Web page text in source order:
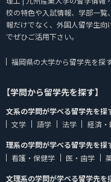
校の特色や入試情報、学部一
報だけでなく、外国人留学生
でぜひご活用下さい。
福岡県の大学から留学先を探
【学問から留学先を探す】
文系の学問が学べる留学先を探
文学
語学 法学 経済
理系の学問が学べる留学先を探
看護・保健学
医・歯学
文理系の学問が学べる留学先を